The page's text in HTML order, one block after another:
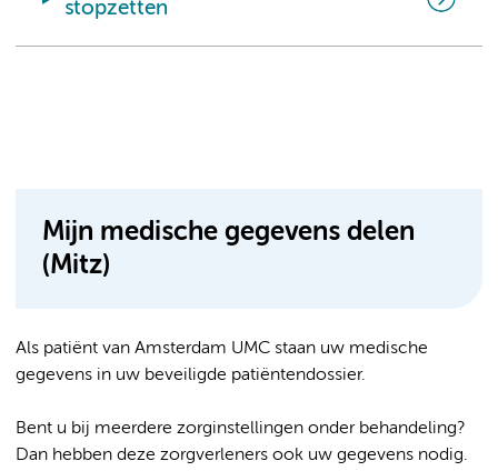
stopzetten
Mijn medische gegevens delen
(Mitz)
Als patiënt van Amsterdam UMC staan uw medische
gegevens in uw beveiligde patiëntendossier.
Bent u bij meerdere zorginstellingen onder behandeling?
Dan hebben deze zorgverleners ook uw gegevens nodig.